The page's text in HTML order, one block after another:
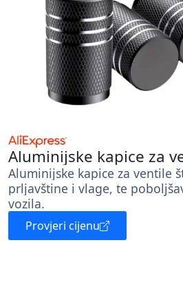
Aluminijske kapice za
Aluminijske kapice za ventile
prljavštine i vlage, te
vozila.
Provjeri cijenu